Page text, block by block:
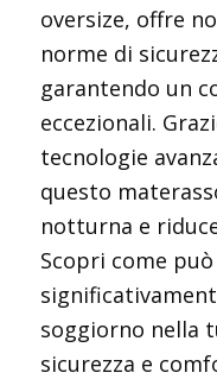
oversize, offre
norme di
garantendo un
eccezionali.
tecnologie
questo
notturna e
Scopri come
soggiorno nella
sicurezza e